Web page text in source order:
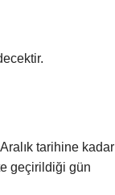
tarihine kadar
geçirildiği gün